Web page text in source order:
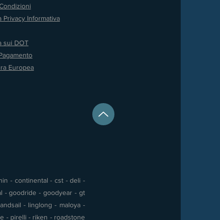
Privacy Informativa
sui DOT
Europea
- continental - cst - deli -
- goodride - goodyear - gt
- linglong - maloya -
- pirelli - riken - roadstone